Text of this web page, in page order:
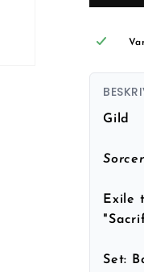
Gild
Exile
Set: